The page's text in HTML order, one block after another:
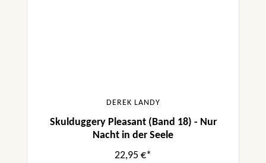
DEREK LANDY
Skulduggery Pleasant (Band 18) - Nur
Nacht in der Seele
22,95 €*